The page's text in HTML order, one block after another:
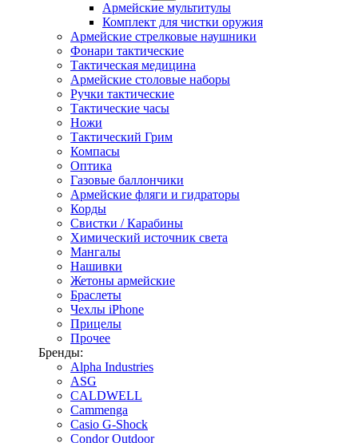
Армейские мультитулы
Комплект для чистки оружия
Армейские стрелковые наушники
Фонари тактические
Тактическая медицина
Армейские столовые наборы
Ручки тактические
Тактические часы
Ножи
Тактический Грим
Компасы
Оптика
Газовые баллончики
Армейские фляги и гидраторы
Корды
Свистки / Карабины
Химический источник света
Мангалы
Нашивки
Жетоны армейские
Браслеты
Чехлы iPhone
Прицелы
Прочее
Бренды:
Alpha Industries
ASG
CALDWELL
Cammenga
Casio G-Shock
Condor Outdoor